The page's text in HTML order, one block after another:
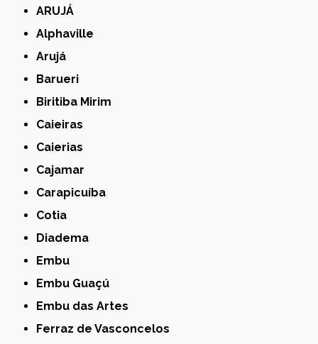
ARUJÁ
Alphaville
Arujá
Barueri
Biritiba Mirim
Caieiras
Caierias
Cajamar
Carapicuíba
Cotia
Diadema
Embu
Embu Guaçú
Embu das Artes
Ferraz de Vasconcelos